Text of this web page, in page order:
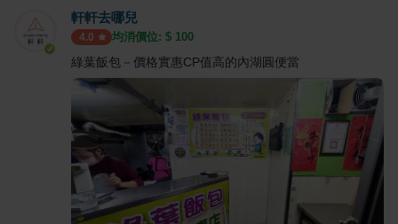
軒軒去哪兒
4.0 均消價位: $ 100
綠葉飯包－價格實惠CP值高的內湖圓便當